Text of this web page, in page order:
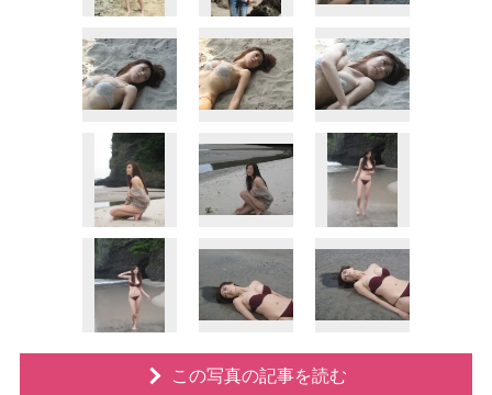
この写真の記事を読む